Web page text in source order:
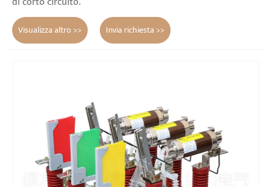
Visualizza altro >> Invia richiesta >>